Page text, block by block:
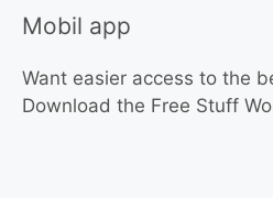
Mobil app
Want easier access to the
Download the Free Stuff